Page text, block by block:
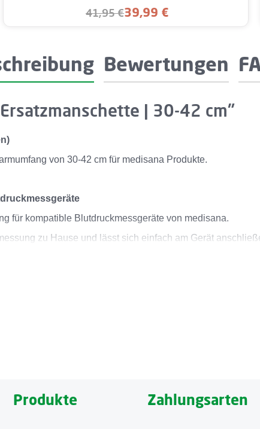
Verkaufspreis:
39,99 €
Regulärer Preis:
41,95 €
Bewertungen
| 30-42 cm"
von 30-42 cm für medisana Produkte.
für kompatible Blutdruckmessgeräte von medisana.
zu Hause und lässt sich einfach am Gerät
Messung.
Blutdruckmessgeräte entwickelt wurde.
Produkte Zahlungsarten